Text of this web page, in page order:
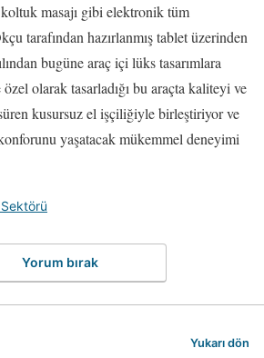
masajı gibi elektronik tüm
tarafından hazırlanmış tablet üzerinden
bugüne araç içi lüks tasarımlara
olarak tasarladığı bu araçta kaliteyi ve
kusursuz el işçiliğiyle birleştiriyor ve
yaşatacak mükemmel deneyimi
Yorum bırak
Yukarı dön